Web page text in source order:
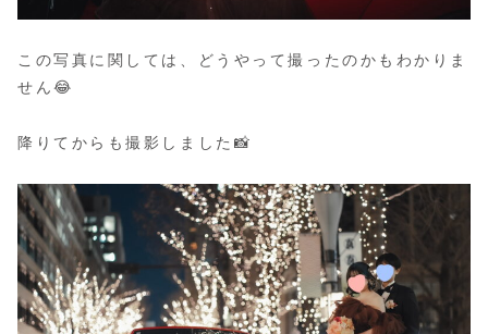
この写真に関しては、どうやって撮ったのかもわかりま
せん😂
降りてからも撮影しました📸